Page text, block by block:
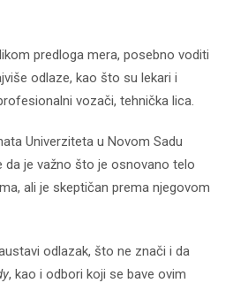
predloga mera, posebno voditi
odlaze, kao što su lekari i
vozači, tehnička lica.
Univerziteta u Novom Sadu
da je važno što je osnovano telo
ali je skeptičan prema njegovom
odlazak, što ne znači i da
, kao i odbori koji se bave ovim